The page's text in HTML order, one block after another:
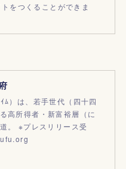
をつくることができま
）は、若手世代（四十四
高所得者・新富裕層（に
。 ※プレスリリース受